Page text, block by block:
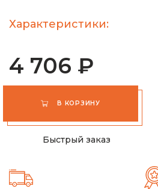
Характеристики:
4 706 ₽
В КОРЗИНУ
Быстрый заказ